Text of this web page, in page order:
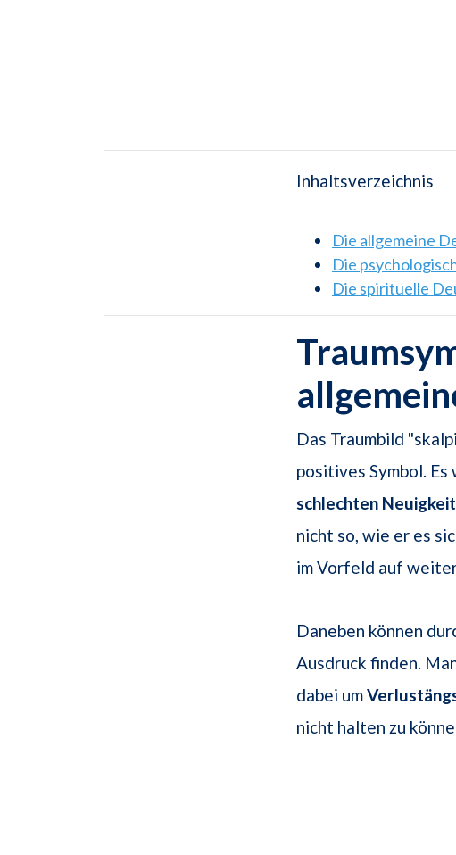
Inhaltsverzeichnis
Die allgemeine
Die
Die spirituelle
Das Traumbild
positives Symbol.
schlechten
nicht so, wie er es
im Vorfeld auf
Daneben können
Ausdruck finden.
dabei um
nicht halten zu